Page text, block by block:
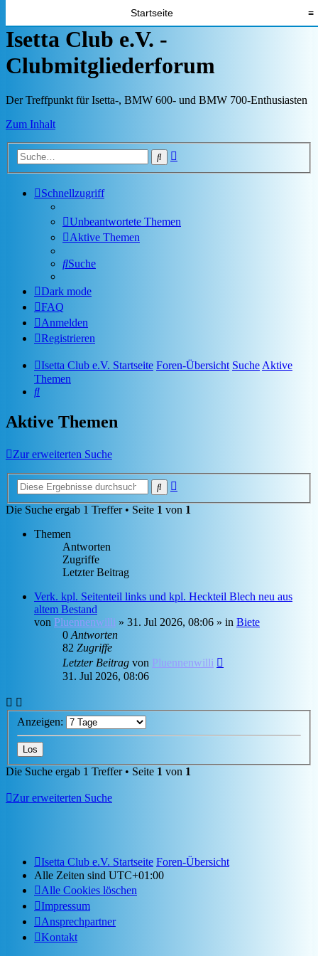
Startseite ≡
Isetta Club e.V. -
Clubmitgliederforum
Der Treffpunkt für Isetta-, BMW 600- und BMW 700-Enthusiasten
Zum Inhalt
Suche
Schnellzugriff
Unbeantwortete Themen
Aktive Themen
Suche
Dark mode
FAQ
Anmelden
Registrieren
Isetta Club e.V. Startseite Foren-Übersicht Suche Aktive
Themen
Suche
Aktive Themen
Zur erweiterten Suche
Suche
Die Suche ergab 1 Treffer • Seite 1 von 1
Themen
Antworten
Zugriffe
Letzter Beitrag
Verk. kpl. Seitenteil links und kpl. Heckteil Blech neu aus
altem Bestand
von Pluennenwilli » 31. Jul 2026, 08:06 » in Biete
0Antworten
82 Zugriffe
Letzter Beitrag von Pluennenwilli
31. Jul 2026, 08:06
Anzeigen:
Die Suche ergab 1 Treffer • Seite 1 von 1
Zur erweiterten Suche
Isetta Club e.V. Startseite Foren-Übersicht
Alle Zeiten sind UTC+01:00
Alle Cookies löschen
Impressum
Ansprechpartner
Kontakt